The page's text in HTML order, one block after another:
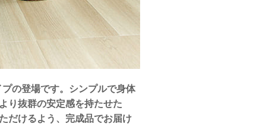
の登場です。シンプルで身体
り抜群の安定感を持たせた
だけるよう、完成品でお届け